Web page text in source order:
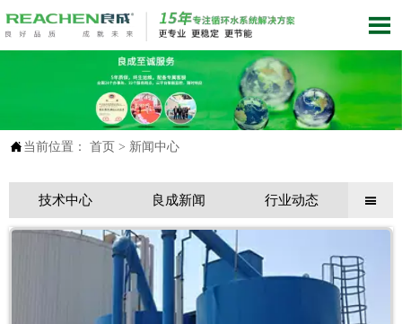

 当前位置： 首页 > 新闻中心
技术中心 良成新闻 行业动态 